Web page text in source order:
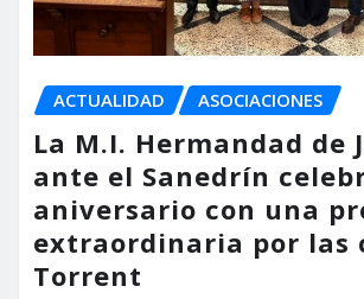
ACTUALIDAD ASOCIACIONES
La M.I. Hermandad de
ante el Sanedrín
aniversario con una
extraordinaria por las
Torrent